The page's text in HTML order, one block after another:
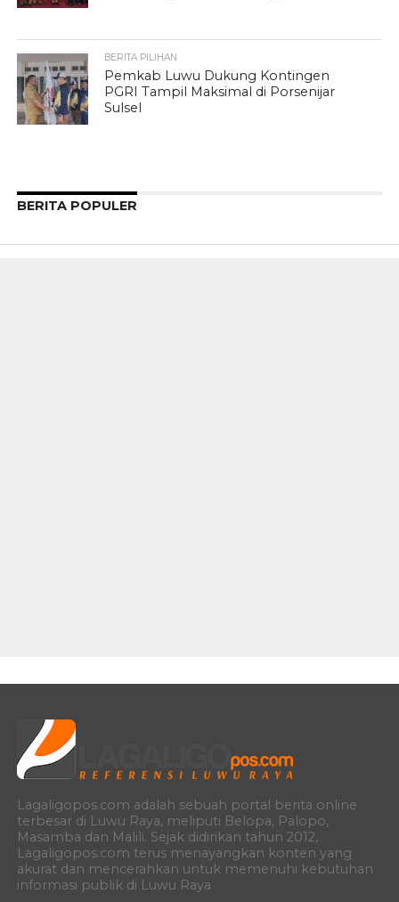
BERITA PILIHAN
Pemkab Luwu Dukung Kontingen
PGRI Tampil Maksimal di Porsenijar
Sulsel
BERITA POPULER
Lagaligopos.com adalah sebuah portal berita online
terbesar di Luwu Raya, meliputi Belopa, Palopo,
Masamba dan Malili. Sejak didirikan tahun 2012,
Lagaligopos.com terus menayangkan konten yang
akurat dan mencerahkan untuk memenuhi kebutuhan
informasi publik di Luwu Raya